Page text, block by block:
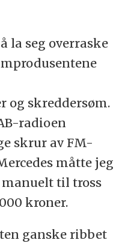
la seg overraske
og skreddersøm.
radioen
skrur av FM-
måtte jeg
manuelt til tross
kroner.
ganske ribbet